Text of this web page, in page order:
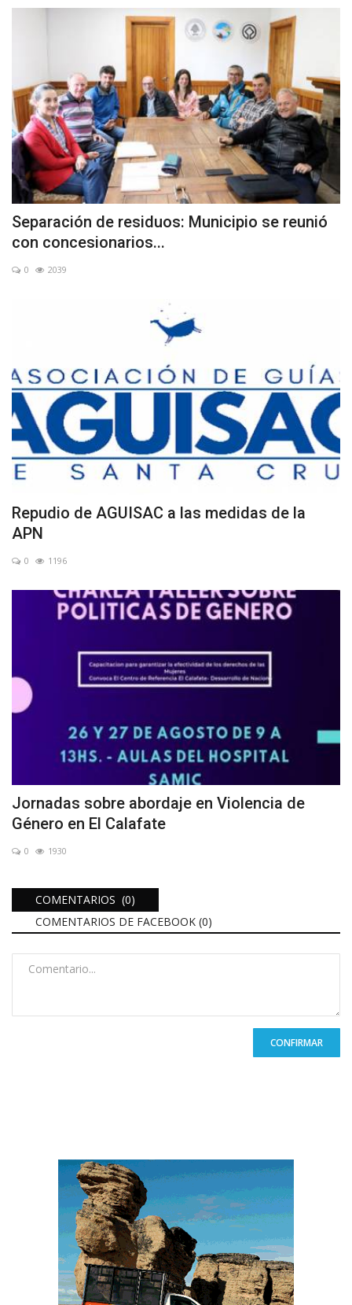
Separación de residuos: Municipio se reunió
con concesionarios...
0 2039
Repudio de AGUISAC a las medidas de la
APN
0 1196
Jornadas sobre abordaje en Violencia de
Género en El Calafate
0 1930
COMENTARIOS (0)
COMENTARIOS DE FACEBOOK (0)
CONFIRMAR